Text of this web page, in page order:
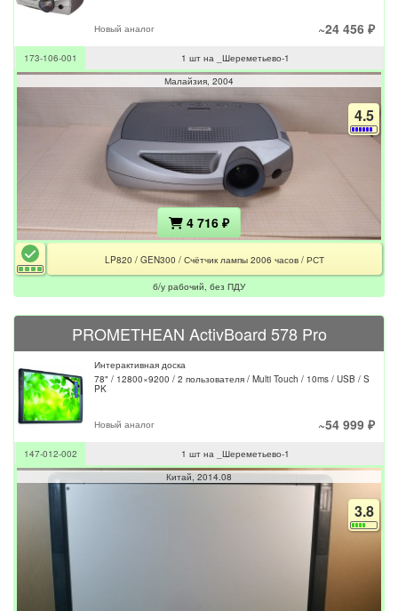
Новый аналог ~24 456 ₽
173-106-001
1 шт на _Шереметьево-1
Малайзия 2004
4.5
4 716 ₽
LP820 / GEN300 / Счётчик лампы 2006 часов / РСТ
б/у рабочий, без ПДУ
PROMETHEAN ActivBoard 578 Pro
Интерактивная доска
78" / 12800×9200 / 2 пользователя / Multi Touch / 10ms / USB / S
PK
Новый аналог ~54 999 ₽
147-012-002
1 шт на _Шереметьево-1
Китай 2014.08
3.8